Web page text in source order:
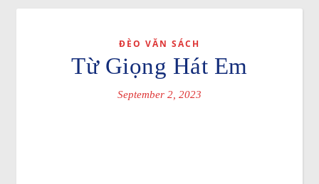
ĐÈO VĂN SÁCH
Từ Giọng Hát Em
September 2, 2023